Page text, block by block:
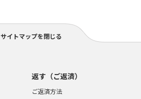
サイトマップを閉じる
返す（ご返済）
ご返済方法